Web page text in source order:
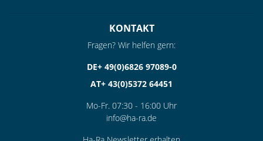
KONTAKT
Fragen? Wir helfen gern:
DE+ 49(0)6826 97089-0
AT+ 43(0)5372 64451
Mo-Fr. 07:30 - 16:00 Uhr
info@ha-ra.de